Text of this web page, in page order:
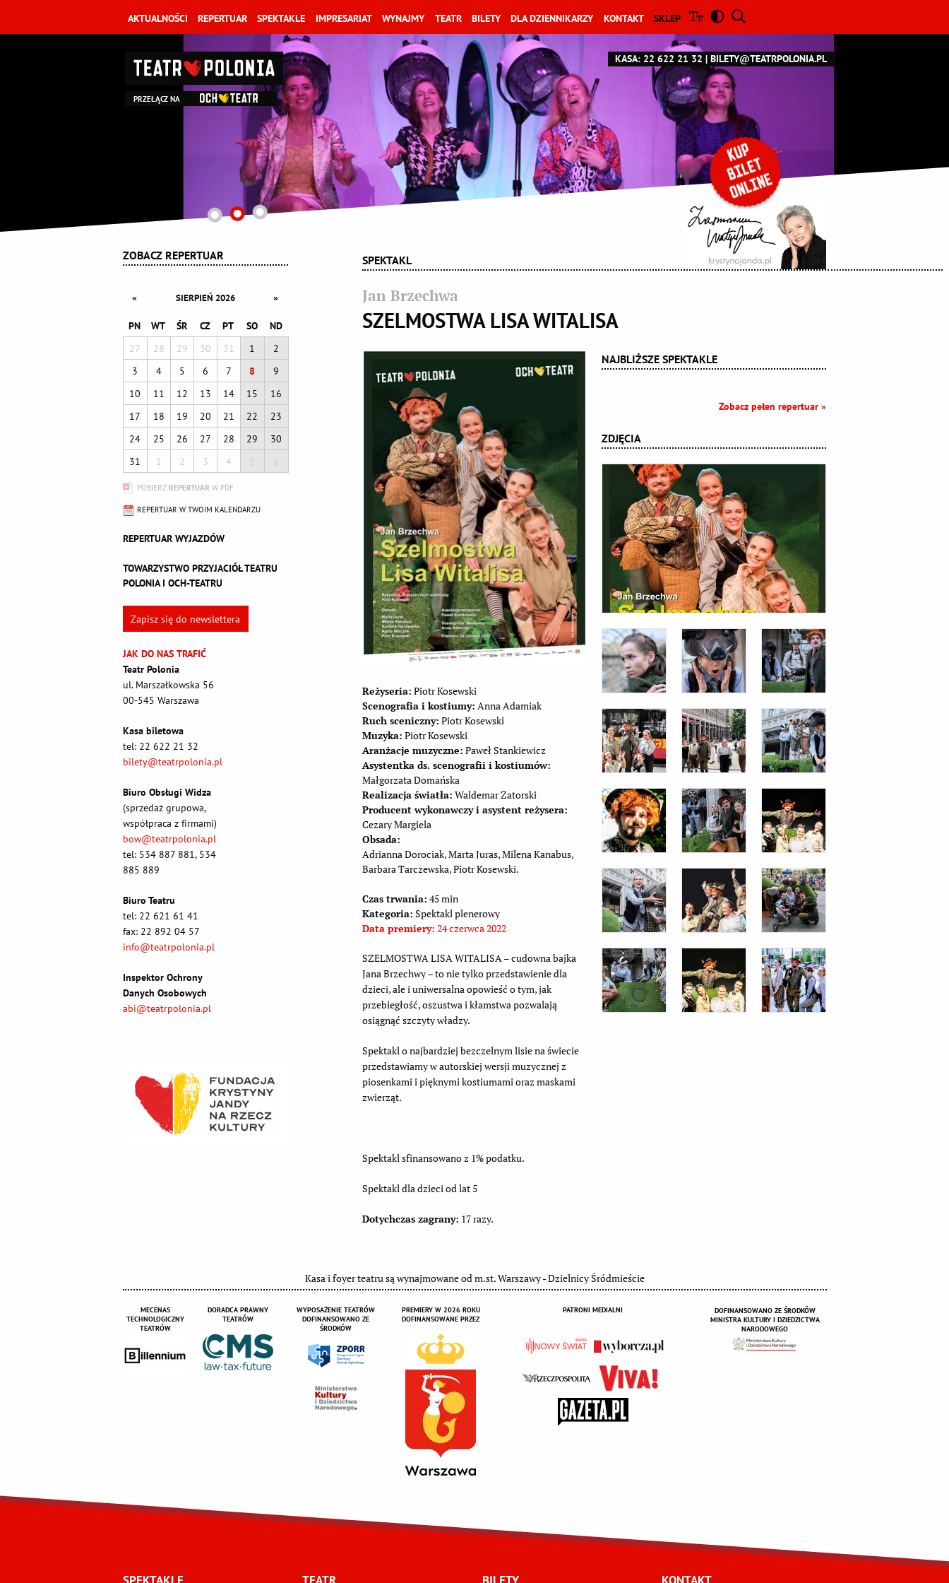
AKTUALNOŚCI REPERTUAR SPEKTAKLE IMPRESARIAT WYNAJMY TEATR BILETY DLA DZIENNIKARZY KONTAKT SKLEP
PRZEŁĄCZ NA
KASA: 22 622 21 32 BILETY@TEATRPOLONIA.PL
ZOBACZ REPERTUAR
« SIERPIEŃ 2026 »
PN WT ŚR CZ PT SO
ND
27
28 29 30 31 1
2
3
4 5 6 7 8
9
10
11 12 13 14 15
16
17
18 19 20 21 22
23
24
25 26 27 28 29
30
31
1 2 3 4 5 6
POBIERZ REPERTUAR W PDF
REPERTUAR W TWOIM KALENDARZU
REPERTUAR WYJAZDÓW
TOWARZYSTWO PRZYJACIÓŁ TEATRU
POLONIA I OCH-TEATRU
Zapisz się do newslettera
JAK DO NAS TRAFIĆ
Teatr Polonia
ul. Marszałkowska 56
00-545 Warszawa
Kasa biletowa
tel: 22 622 21 32
bilety@teatrpolonia.pl
Biuro Obsługi Widza
(sprzedaż grupowa,
współpraca z firmami)
bow@teatrpolonia.pl
tel: 534 887 881, 534
885 889
Biuro Teatru
tel: 22 621 61 41
fax: 22 892 04 57
info@teatrpolonia.pl
Inspektor Ochrony
Danych Osobowych
abi@teatrpolonia.pl
SPEKTAKL
Jan Brzechwa
SZELMOSTWA LISA WITALISA
Reżyseria: Piotr Kosewski
Scenografia i kostiumy: Anna Adamiak
Ruch sceniczny: Piotr Kosewski
Muzyka: Piotr Kosewski
Aranżacje muzyczne: Paweł Stankiewicz
Asystentka ds. scenografii i kostiumów:
Małgorzata Domańska
Realizacja światła: Waldemar Zatorski
Producent wykonawczy i asystent reżysera:
Cezary Margiela
Obsada:
Adrianna Dorociak, Marta Juras, Milena Kanabus,
Barbara Tarczewska, Piotr Kosewski.
Czas trwania: 45 min
Kategoria: Spektakl plenerowy
Data premiery: 24 czerwca 2022
SZELMOSTWA LISA WITALISA – cudowna bajka
Jana Brzechwy – to nie tylko przedstawienie dla
dzieci, ale i uniwersalna opowieść o tym, jak
przebiegłość, oszustwa i kłamstwa pozwalają
osiągnąć szczyty władzy.
Spektakl o najbardziej bezczelnym lisie na świecie
przedstawiamy w autorskiej wersji muzycznej z
piosenkami i pięknymi kostiumami oraz maskami
zwierząt.
Spektakl sfinansowano z 1% podatku.
Spektakl dla dzieci od lat 5
Dotychczas zagrany: 17 razy.
NAJBLIŻSZE SPEKTAKLE
Zobacz pełen repertuar »
ZDJĘCIA
Kasa i foyer teatru są wynajmowane od m.st. Warszawy - Dzielnicy Śródmieście
MECENAS
TECHNOLOGICZNY
TEATRÓW
DORADCA PRAWNY
TEATRÓW
WYPOSAŻENIE TEATRÓW
DOFINANSOWANO ZE
ŚRODKÓW
PREMIERY W 2026 ROKU
DOFINANSOWANE PRZEZ
PATRONI MEDIALNI
DOFINANSOWANO ZE ŚRODKÓW
MINISTRA KULTURY I DZIEDZICTWA
NARODOWEGO